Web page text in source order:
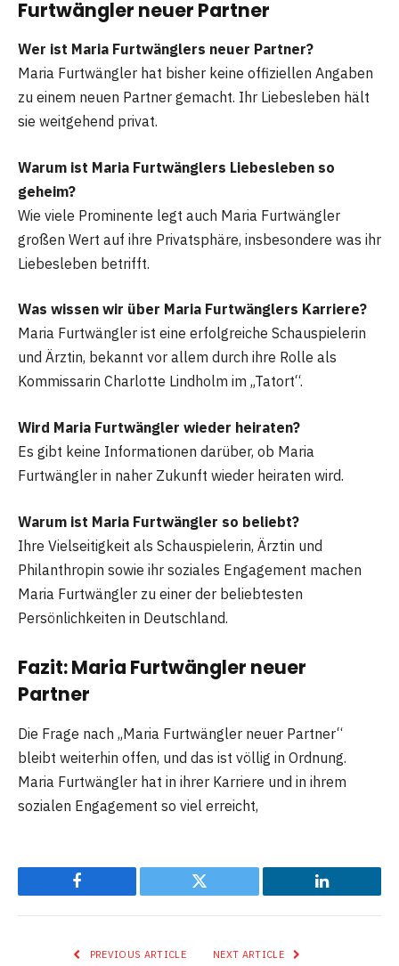
Furtwängler neuer Partner
Wer ist Maria Furtwänglers neuer Partner?
Maria Furtwängler hat bisher keine offiziellen Angaben
zu einem neuen Partner gemacht. Ihr Liebesleben hält
sie weitgehend privat.
Warum ist Maria Furtwänglers Liebesleben so
geheim?
Wie viele Prominente legt auch Maria Furtwängler
großen Wert auf ihre Privatsphäre, insbesondere was ihr
Liebesleben betrifft.
Was wissen wir über Maria Furtwänglers Karriere?
Maria Furtwängler ist eine erfolgreiche Schauspielerin
und Ärztin, bekannt vor allem durch ihre Rolle als
Kommissarin Charlotte Lindholm im „Tatort“.
Wird Maria Furtwängler wieder heiraten?
Es gibt keine Informationen darüber, ob Maria
Furtwängler in naher Zukunft wieder heiraten wird.
Warum ist Maria Furtwängler so beliebt?
Ihre Vielseitigkeit als Schauspielerin, Ärztin und
Philanthropin sowie ihr soziales Engagement machen
Maria Furtwängler zu einer der beliebtesten
Persönlichkeiten in Deutschland.
Fazit: Maria Furtwängler neuer
Partner
Die Frage nach „Maria Furtwängler neuer Partner“
bleibt weiterhin offen, und das ist völlig in Ordnung.
Maria Furtwängler hat in ihrer Karriere und in ihrem
sozialen Engagement so viel erreicht,
Facebook Twitter LinkedIn
PREVIOUS ARTICLE NEXT ARTICLE